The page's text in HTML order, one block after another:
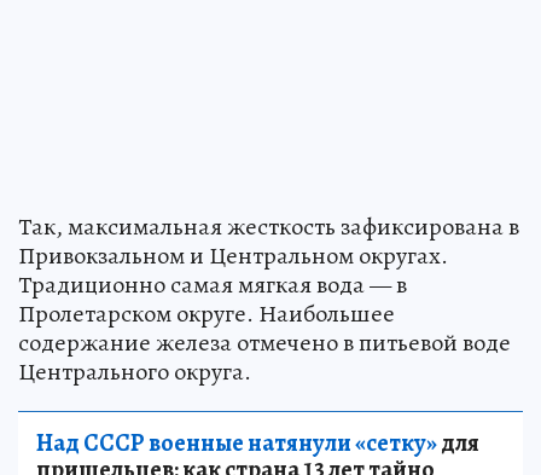
Так, максимальная жесткость зафиксирована в
Привокзальном и Центральном округах.
Традиционно самая мягкая вода — в
Пролетарском округе. Наибольшее
содержание железа отмечено в питьевой воде
Центрального округа.
Над СССР военные натянули «сетку»для